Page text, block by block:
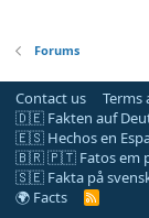
Forums
Contact us Terms
🇩🇪 Fakten auf
🇪🇸 Hechos en
🇧🇷 🇵🇹 Fatos em
🇸🇪 Fakta på
🌍 Facts
R